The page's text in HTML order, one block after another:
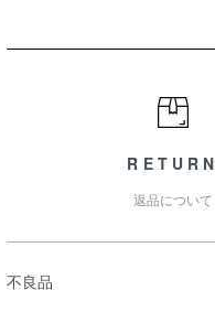
RETURN
返品について
不良品